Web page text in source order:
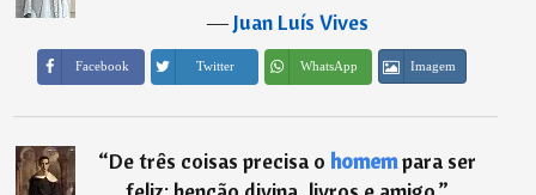
―Juan Luís Vives
Facebook Twitter WhatsApp Imagem
“De três coisas precisa o homempara ser